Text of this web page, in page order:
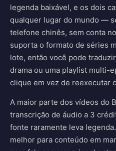
legenda baixável, e os dois
qualquer lugar do mundo —
telefone chinês, sem conta
suporta o formato de séries
lote, então você pode
drama ou uma playlist multi-
clique em vez de reexecutar
A maior parte dos vídeos do
transcrição de áudio a 3
fonte raramente leva
melhor para conteúdo em